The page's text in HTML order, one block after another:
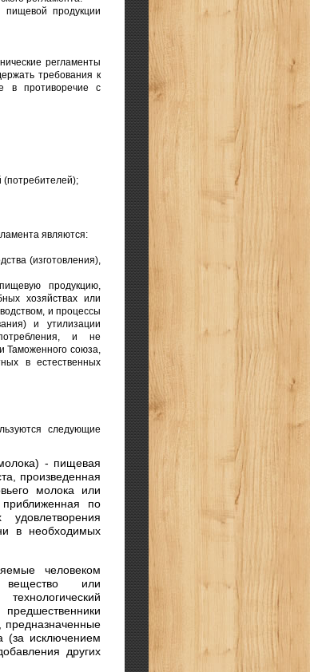
пищевой продукции
регламенты
требования к
в противоречие с
(потребителей);
являются:
(изготовления),
продукцию,
хозяйствах или
и процессы
и утилизации
и не
Таможенного союза,
в естественных
следующие
- пищевая
произведенная
молока или
по
в необходимых
человеком
вещество или
предназначенные
(за исключением
других